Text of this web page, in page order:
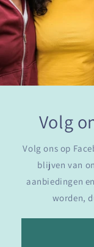
Volg
Volg ons op
blijven van
aanbiedingen
worden,